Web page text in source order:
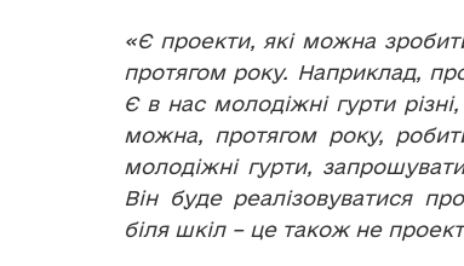
«Є проекти, які можна
протягом року. Наприклад,
Є в нас молодіжні гурти
можна, протягом року,
молодіжні гурти,
Він буде реалізовуватися
біля шкіл – це також не